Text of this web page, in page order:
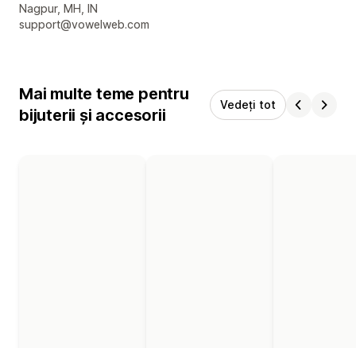
Detaliile de contact ale designerului
Nagpur, MH, IN
support@vowelweb.com
Mai multe teme pentru
bijuterii și accesorii
Vedeți tot